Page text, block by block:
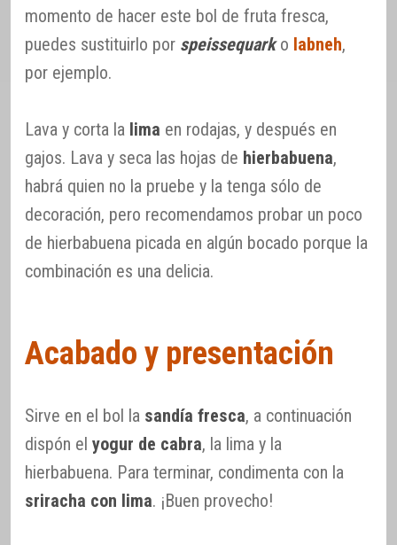
momento de hacer este bol de fruta fresca,
puedes sustituirlo por speissequarko labneh,
por ejemplo.
Lava y corta la lima en rodajas, y después en
gajos. Lava y seca las hojas de hierbabuena,
habrá quien no la pruebe y la tenga sólo de
decoración, pero recomendamos probar un poco
de hierbabuena picada en algún bocado porque la
combinación es una delicia.
Acabado y presentación
Sirve en el bol la sandía fresca, a continuación
dispón el yogur de cabra, la lima y la
hierbabuena. Para terminar, condimenta con la
sriracha con lima. ¡Buen provecho!